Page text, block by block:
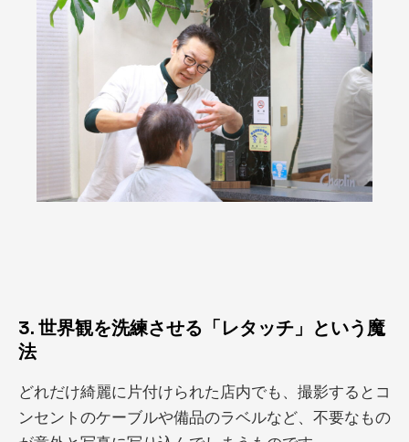
3. 世界観を洗練させる「レタッチ」という魔
法
どれだけ綺麗に片付けられた店内でも、撮影するとコ
ンセントのケーブルや備品のラベルなど、不要なもの